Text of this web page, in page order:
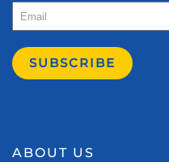
SUBSCRIBE
ABOUT US